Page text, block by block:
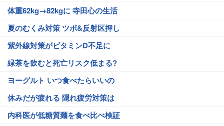
体重62kg→82kgに 寺田心の生活
夏のむくみ対策 ツボ&反射区押し
紫外線対策がビタミンD不足に
緑茶を飲むと死亡リスク低まる?
ヨーグルト いつ食べたらいいの
休みだが疲れる 隠れ疲労対策は
内科医が低糖質麺を食べ比べ検証